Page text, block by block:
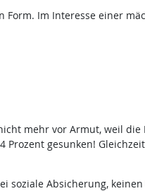
Im Interesse einer
mehr vor Armut, weil die
gesunken!
Absicherung,